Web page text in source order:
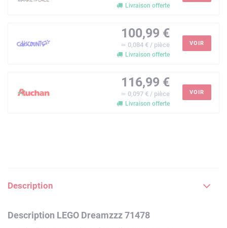
Livraison offerte
100,99 €
≃ 0,084 € / pièce
Livraison offerte
VOIR
116,99 €
≃ 0,097 € / pièce
Livraison offerte
VOIR
Description
Description LEGO Dreamzzz 71478